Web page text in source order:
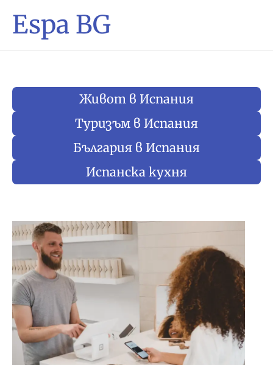
Espa BG
Живот в Испания
Туризъм в Испания
България в Испания
Испанска кухня